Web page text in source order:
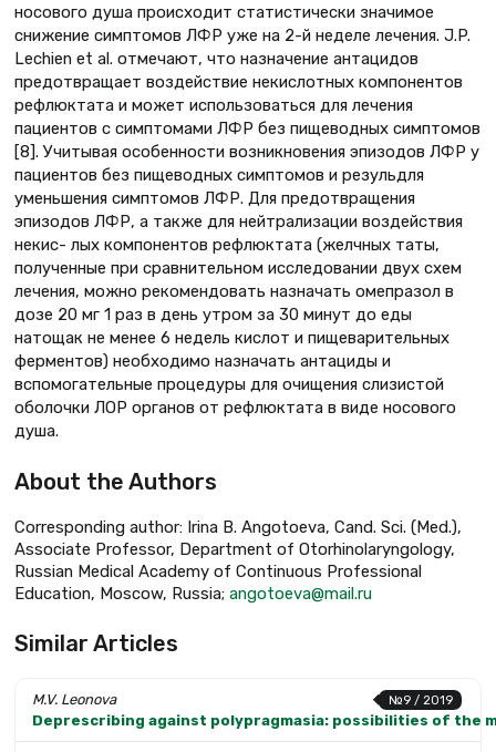
носового душа происходит статистически значимое
снижение симптомов ЛФР уже на 2-й неделе лечения. J.P.
Lechien et al. отмечают, что назначение антацидов
предотвращает воздействие некислотных компонентов
рефлюктата и может использоваться для лечения
пациентов с симптомами ЛФР без пищеводных симптомов
[8]. Учитывая особенности возникновения эпизодов ЛФР у
пациентов без пищеводных симптомов и резульдля
уменьшения симптомов ЛФР. Для предотвращения
эпизодов ЛФР, а также для нейтрализации воздействия
некис- лых компонентов рефлюктата (желчных таты,
полученные при сравнительном исследовании двух схем
лечения, можно рекомендовать назначать омепразол в
дозе 20 мг 1 раз в день утром за 30 минут до еды
натощак не менее 6 недель кислот и пищеварительных
ферментов) необходимо назначать антациды и
вспомогательные процедуры для очищения слизистой
оболочки ЛОР органов от рефлюктата в виде носового
душа.
About the Authors
Corresponding author: Irina B. Angotoeva, Cand. Sci. (Med.),
Associate Professor, Department of Otorhinolaryngology,
Russian Medical Academy of Continuous Professional
Education, Moscow, Russia; angotoeva@mail.ru
Similar Articles
№9 / 2019
M.V. Leonova
Deprescribing against polypragmasia: possibilities of the